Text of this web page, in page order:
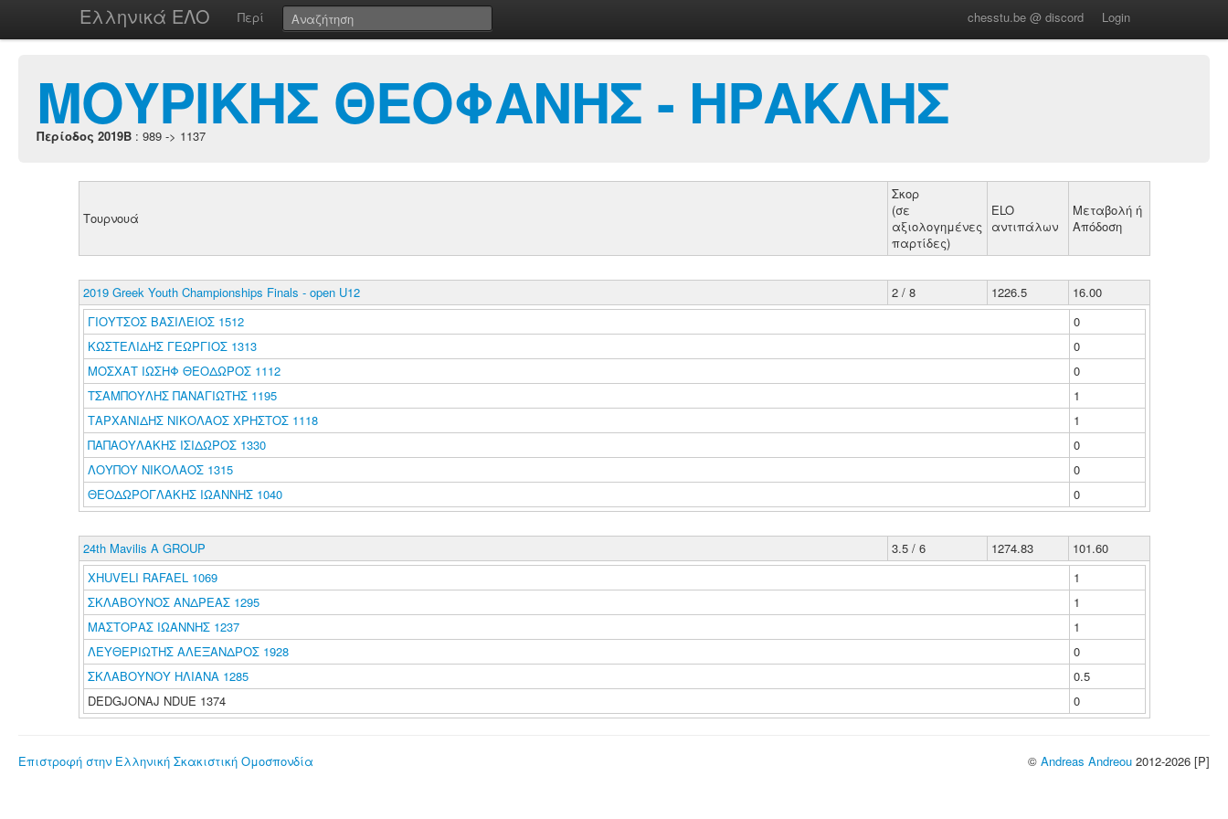
Ελληνικά ΕΛΟ Περί chesstu.be @ discord Login
ΜΟΥΡΙΚΗΣ ΘΕΟΦΑΝΗΣ - ΗΡΑΚΛΗΣ
Περίοδος 2019B : 989 -> 1137
Τουρνουά
Σκορ
(σε
αξιολογημένες
παρτίδες)
ELO
αντιπάλων
Μεταβολή ή
Απόδοση
2019 Greek Youth Championships Finals - open U12 2 / 8 1226.5
16.00
ΓΙΟΥΤΣΟΣ ΒΑΣΙΛΕΙΟΣ 1512
0
ΚΩΣΤΕΛΙΔΗΣ ΓΕΩΡΓΙΟΣ 1313
0
ΜΟΣΧΑΤ ΙΩΣΗΦ ΘΕΟΔΩΡΟΣ 1112
0
ΤΣΑΜΠΟΥΛΗΣ ΠΑΝΑΓΙΩΤΗΣ 1195
1
ΤΑΡΧΑΝΙΔΗΣ ΝΙΚΟΛΑΟΣ ΧΡΗΣΤΟΣ 1118
1
ΠΑΠΑΟΥΛΑΚΗΣ ΙΣΙΔΩΡΟΣ 1330
0
ΛΟΥΠΟΥ ΝΙΚΟΛΑΟΣ 1315
0
ΘΕΟΔΩΡΟΓΛΑΚΗΣ ΙΩΑΝΝΗΣ 1040
0
24th Mavilis A GROUP 3.5 / 6 1274.83
101.60
XHUVELI RAFAEL 1069
1
ΣΚΛΑΒΟΥΝΟΣ ΑΝΔΡΕΑΣ 1295
1
ΜΑΣΤΟΡΑΣ ΙΩΑΝΝΗΣ 1237
1
ΛΕΥΘΕΡΙΩΤΗΣ ΑΛΕΞΑΝΔΡΟΣ 1928
0
ΣΚΛΑΒΟΥΝΟΥ ΗΛΙΑΝΑ 1285
0.5
DEDGJONAJ NDUE 1374
0
Επιστροφή στην Ελληνική Σκακιστική Ομοσπονδία © Andreas Andreou 2012-2026 [P]